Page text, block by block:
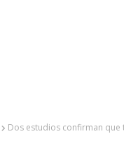
Dos estudios confirman